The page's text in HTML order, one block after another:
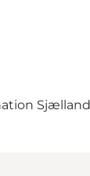
Sjælland